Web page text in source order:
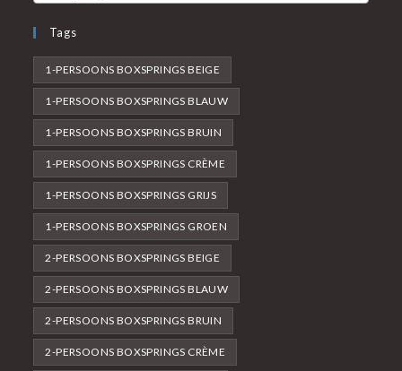
Tags
1-PERSOONS BOXSPRINGS BEIGE
1-PERSOONS BOXSPRINGS BLAUW
1-PERSOONS BOXSPRINGS BRUIN
1-PERSOONS BOXSPRINGS CRÈME
1-PERSOONS BOXSPRINGS GRIJS
1-PERSOONS BOXSPRINGS GROEN
2-PERSOONS BOXSPRINGS BEIGE
2-PERSOONS BOXSPRINGS BLAUW
2-PERSOONS BOXSPRINGS BRUIN
2-PERSOONS BOXSPRINGS CRÈME